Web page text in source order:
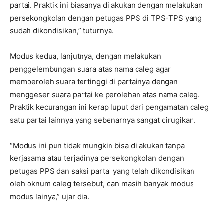
partai. Praktik ini biasanya dilakukan dengan melakukan
persekongkolan dengan petugas PPS di TPS-TPS yang
sudah dikondisikan,” tuturnya.
Modus kedua, lanjutnya, dengan melakukan
penggelembungan suara atas nama caleg agar
memperoleh suara tertinggi di partainya dengan
menggeser suara partai ke perolehan atas nama caleg.
Praktik kecurangan ini kerap luput dari pengamatan caleg
satu partai lainnya yang sebenarnya sangat dirugikan.
“Modus ini pun tidak mungkin bisa dilakukan tanpa
kerjasama atau terjadinya persekongkolan dengan
petugas PPS dan saksi partai yang telah dikondisikan
oleh oknum caleg tersebut, dan masih banyak modus
modus lainya,” ujar dia.